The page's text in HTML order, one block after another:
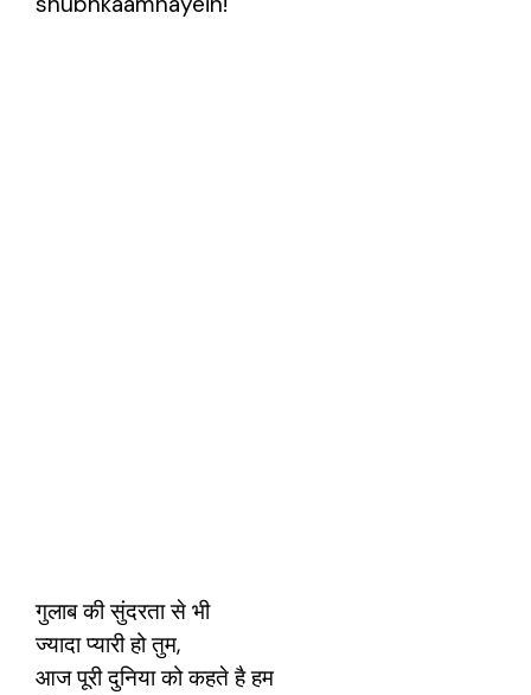
गुलाब की सुंदरता से भी
ज्यादा प्यारी हो तुम,
आज पूरी दुनिया को कहते है हम